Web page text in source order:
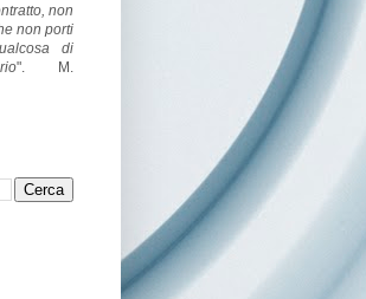
non
non porti
di
". M.